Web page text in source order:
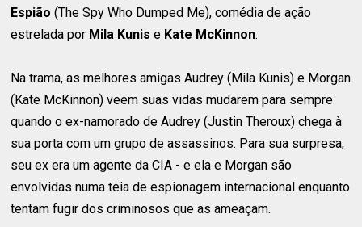
Espião (The Spy Who Dumped Me), comédia de ação
estrelada por Mila Kunise Kate McKinnon.
Na trama, as melhores amigas Audrey (Mila Kunis) e Morgan
(Kate McKinnon) veem suas vidas mudarem para sempre
quando o ex-namorado de Audrey (Justin Theroux) chega à
sua porta com um grupo de assassinos. Para sua surpresa,
seu ex era um agente da CIA - e ela e Morgan são
envolvidas numa teia de espionagem internacional enquanto
tentam fugir dos criminosos que as ameaçam.